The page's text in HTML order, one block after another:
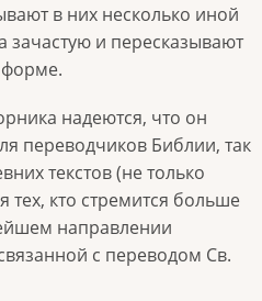
в них несколько иной
зачастую и пересказывают
форме.
надеются, что он
переводчиков Библии, так
текстов (не только
тех, кто стремится больше
направлении
с переводом Св.